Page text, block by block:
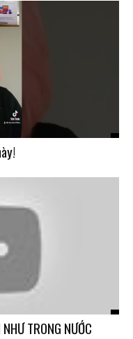
TRONG NƯỚC